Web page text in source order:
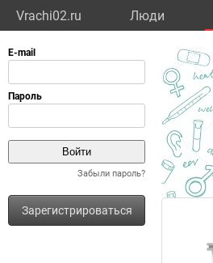
Vrachi02.ru Люди
Забыли пароль?
Зарегистрироваться